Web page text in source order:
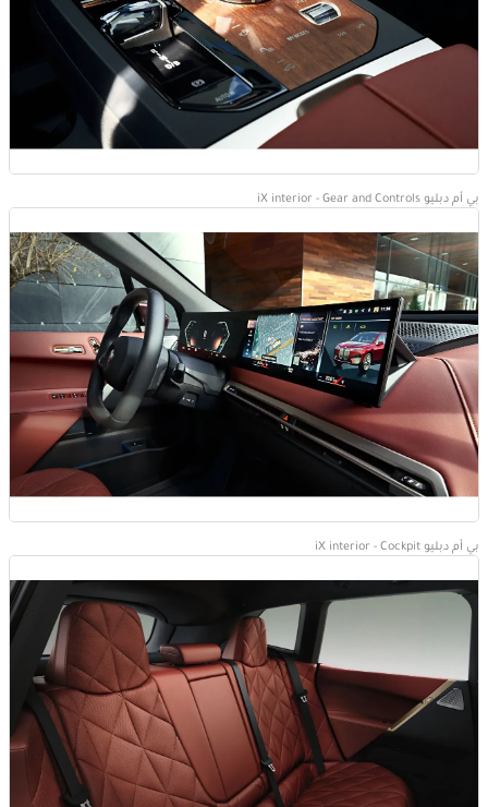
بي أم دبليو iX interior - Gear and Controls
بي أم دبليو iX interior - Cockpit